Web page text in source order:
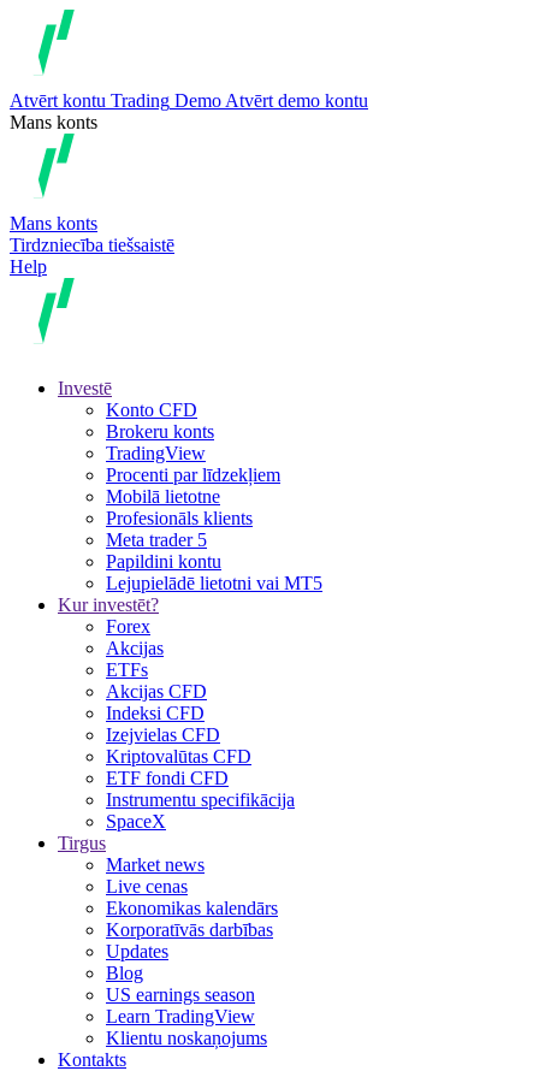
Atvērt kontu Trading Demo Atvērt demo kontu
Mans konts
Mans konts
Tirdzniecība tiešsaistē
Help
Investē
Konto CFD
Brokeru konts
TradingView
Procenti par līdzekļiem
Mobilā lietotne
Profesionāls klients
Meta trader 5
Papildini kontu
Lejupielādē lietotni vai MT5
Kur investēt?
Forex
Akcijas
ETFs
Akcijas CFD
Indeksi CFD
Izejvielas CFD
Kriptovalūtas CFD
ETF fondi CFD
Instrumentu specifikācija
SpaceX
Tirgus
Market news
Live cenas
Ekonomikas kalendārs
Korporatīvās darbības
Updates
Blog
US earnings season
Learn TradingView
Klientu noskaņojums
Kontakts